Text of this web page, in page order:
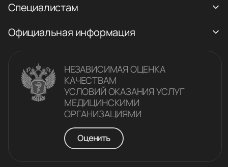
Специалистам
Официальная информация
НЕЗАВИСИМАЯ ОЦЕНКА
КАЧЕСТВАM
УСЛОВИЙ ОКАЗАНИЯ УСЛУГ
МЕДИЦИНСКИМИ
ОРГАНИЗАЦИЯМИ
Оценить